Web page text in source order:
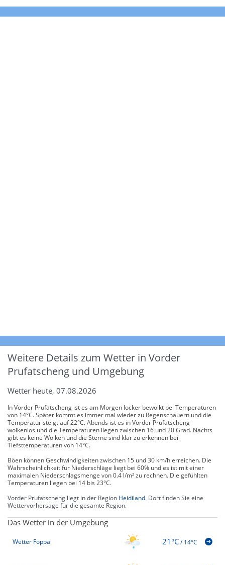
Weitere Details zum Wetter in Vorder
Prufatscheng und Umgebung
Wetter heute, 07.08.2026
In Vorder Prufatscheng ist es am Morgen locker bewölkt bei Temperaturen
von 14°C. Später kommt es immer mal wieder zu Regenschauern und die
Temperatur steigt auf 22°C. Abends ist es in Vorder Prufatscheng
wolkenlos und die Temperaturen liegen zwischen 16 und 20 Grad. Nachts
gibt es keine Wolken und die Sterne sind klar zu erkennen bei
Tiefsttemperaturen von 14°C.
Böen können Geschwindigkeiten zwischen 15 und 30 km/h erreichen. Die
Wahrscheinlichkeit für Niederschläge liegt bei 60% und es ist mit einer
maximalen Niederschlagsmenge von 0.4 l/m² zu rechnen. Die gefühlten
Temperaturen liegen bei 14 bis 23°C.
Vorder Prufatscheng liegt in der Region Heidiland. Dort finden Sie eine
Wettervorhersage für die gesamte Region.
Das Wetter in der Umgebung
Wetter Foppa 21°C/14°C